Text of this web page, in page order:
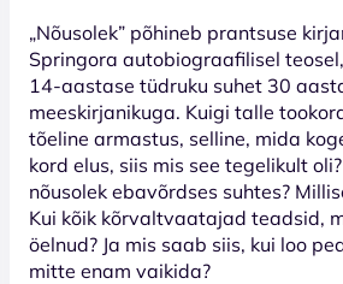
„Nõusolek” põhineb prantsuse
Springora autobiograafilisel
14-aastase tüdruku suhet 30
meeskirjanikuga. Kuigi talle
tõeline armastus, selline, mida
kord elus, siis mis see tegelikult
nõusolek ebavõrdses suhtes?
Kui kõik kõrvaltvaatajad teadsid,
öelnud? Ja mis saab siis, kui loo
mitte enam vaikida?